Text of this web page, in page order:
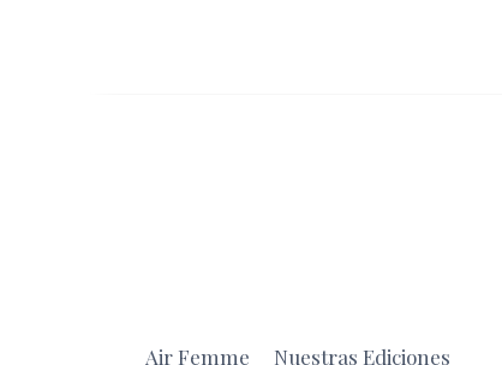
Air Femme Nuestras Ediciones